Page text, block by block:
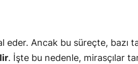
eder. Ancak bu süreçte, bazı
. İşte bu nedenle, mirasçılar